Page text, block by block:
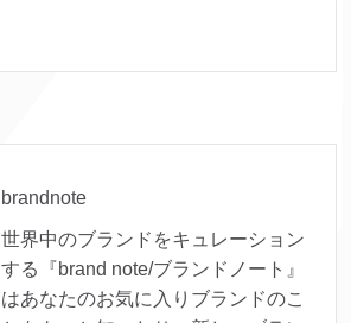
brandnote
世界中のブランドをキュレーション
する『brand note/ブランドノート』
はあなたのお気に入りブランドのこ